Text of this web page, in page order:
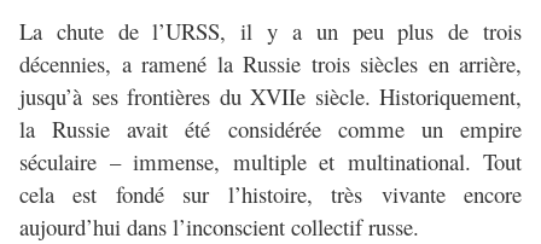
La chute de l’URSS, il y a un peu plus de trois
décennies, a ramené la Russie trois siècles en arrière,
jusqu’à ses frontières du XVIIe siècle. Historiquement,
la Russie avait été considérée comme un empire
séculaire – immense, multiple et multinational. Tout
cela est fondé sur l’histoire, très vivante encore
aujourd’hui dans l’inconscient collectif russe.